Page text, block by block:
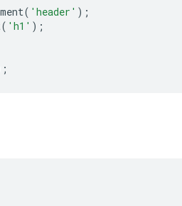
( 'header' );
( 'h1' );